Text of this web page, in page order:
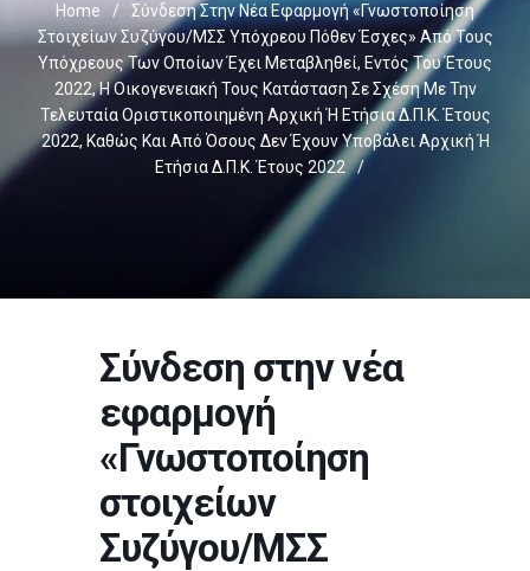
Home /
Σύνδεση Στην Νέα Εφαρμογή «Γνωστοποίηση
Στοιχείων Συζύγου/ΜΣΣ Υπόχρεου Πόθεν Έσχες» Από Τους
Υπόχρεους Των Οποίων Έχει Μεταβληθεί, Εντός Του Έτους
2022, Η Οικογενειακή Τους Κατάσταση Σε Σχέση Με Την
Τελευταία Οριστικοποιημένη Αρχική Ή Ετήσια Δ.Π.Κ. Έτους
2022, Καθώς Και Από Όσους Δεν Έχουν Υποβάλει Αρχική Ή
Ετήσια Δ.Π.Κ. Έτους 2022
/
Σύνδεση στην νέα
εφαρμογή
«Γνωστοποίηση
στοιχείων
Συζύγου/ΜΣΣ